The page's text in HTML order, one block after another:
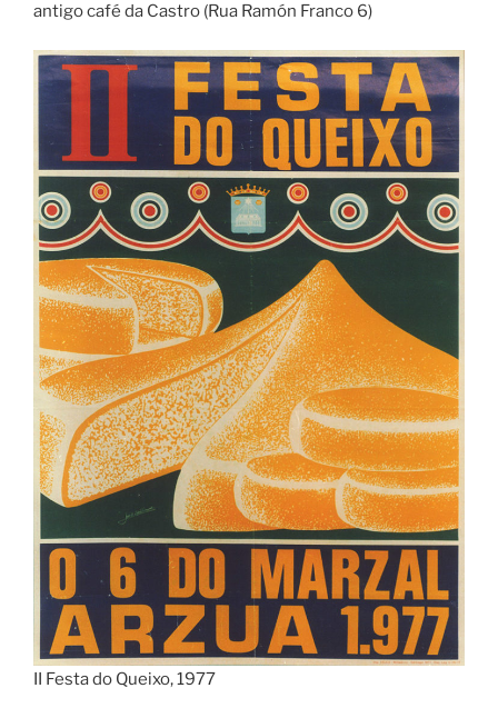
antigo café da Castro (Rua Ramón Franco 6)
II Festa do Queixo, 1977